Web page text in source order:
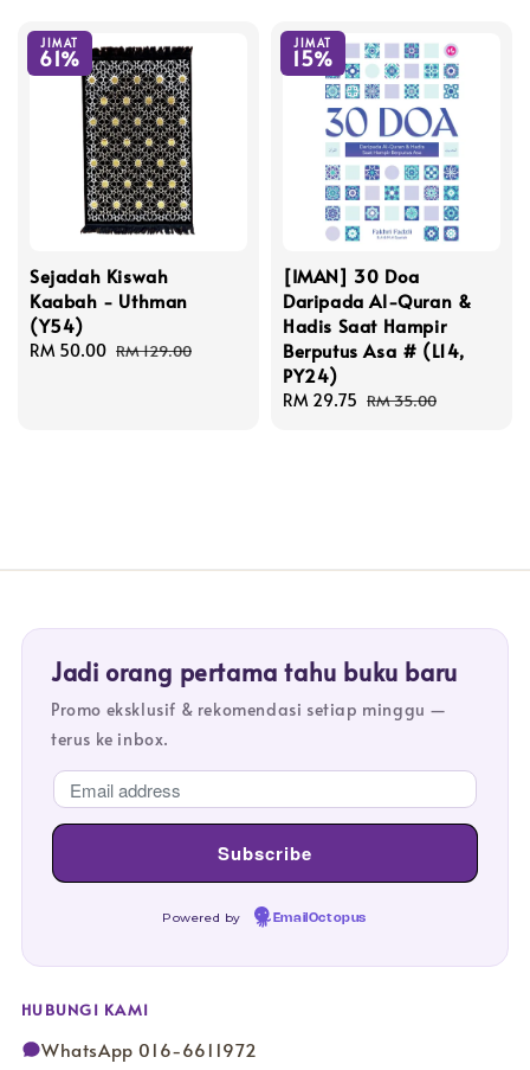
JIMAT
61%
Sejadah Kiswah
Kaabah - Uthman
(Y54)
Sale
RM 50.00 Regular
RM 129.00
JIMAT
15%
[IMAN] 30 Doa
Daripada Al-Quran &
Hadis Saat Hampir
Berputus Asa # (L14,
PY24)
Sale
RM 29.75 Regular
RM 35.00
Jadi orang pertama tahu buku baru
Promo eksklusif & rekomendasi setiap minggu —
terus ke inbox.
Powered by EmailOctopus
HUBUNGI KAMI
WhatsApp 016-6611972